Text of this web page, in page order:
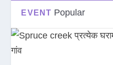
EVENT Popular